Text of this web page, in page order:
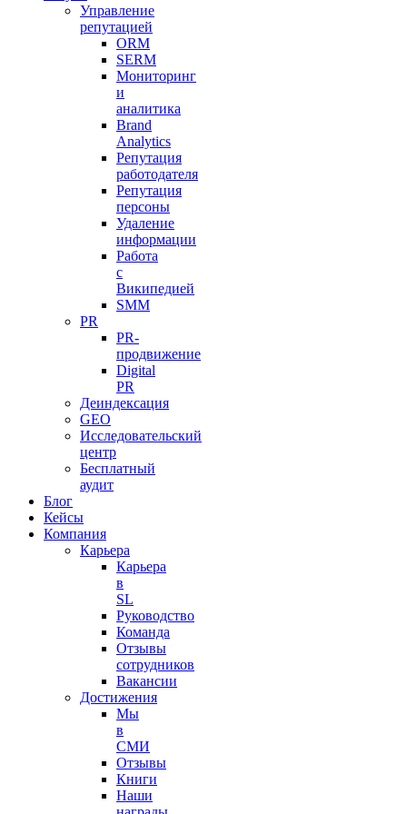
Управление
репутацией
ORM
SERM
Мониторинг
и
аналитика
Brand
Analytics
Репутация
работодателя
Репутация
персоны
Удаление
информации
Работа
с
Википедией
SMM
PR
PR-
продвижение
Digital
PR
Деиндексация
GEO
Исследовательский
центр
Бесплатный
аудит
Блог
Кейсы
Компания
Карьера
Карьера
в
SL
Руководство
Команда
Отзывы
сотрудников
Вакансии
Достижения
Мы
в
СМИ
Отзывы
Книги
Наши